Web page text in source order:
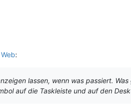
:
lassen, wenn was passiert.
auf die Taskleiste und auf den